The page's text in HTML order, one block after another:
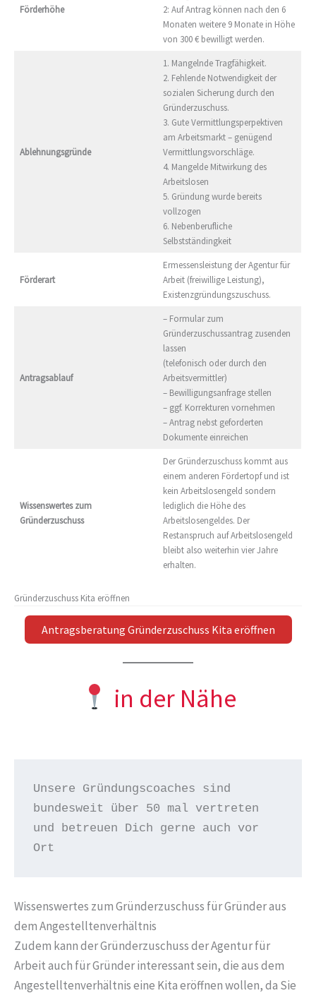
Förderhöhe
2: Auf Antrag können nach den 6
Monaten weitere 9 Monate in Höhe
von 300 € bewilligt werden.
Ablehnungsgründe
1. Mangelnde Tragfähigkeit.
2. Fehlende Notwendigkeit der
sozialen Sicherung durch den
Gründerzuschuss.
3. Gute Vermittlungsperpektiven
am Arbeitsmarkt – genügend
Vermittlungsvorschläge.
4. Mangelde Mitwirkung des
Arbeitslosen
5. Gründung wurde bereits
vollzogen
6. Nebenberufliche
Selbstständingkeit
Förderart
Ermessensleistung der Agentur für
Arbeit (freiwillige Leistung),
Existenzgründungszuschuss.
Antragsablauf
– Formular zum
Gründerzuschussantrag zusenden
lassen
(telefonisch oder durch den
Arbeitsvermittler)
– Bewilligungsanfrage stellen
– ggf. Korrekturen vornehmen
– Antrag nebst geforderten
Dokumente einreichen
Wissenswertes zum
Gründerzuschuss
Der Gründerzuschuss kommt aus
einem anderen Fördertopf und ist
kein Arbeitslosengeld sondern
lediglich die Höhe des
Arbeitslosengeldes. Der
Restanspruch auf Arbeitslosengeld
bleibt also weiterhin vier Jahre
erhalten.
Gründerzuschuss Kita eröffnen
Antragsberatung Gründerzuschuss Kita eröffnen
in der Nähe
Unsere Gründungscoaches sind
bundesweit über 50 mal vertreten
und betreuen Dich gerne auch vor
Ort
Wissenswertes zum Gründerzuschuss für Gründer aus
dem Angestelltenverhältnis
Zudem kann der Gründerzuschuss der Agentur für
Arbeit auch für Gründer interessant sein, die aus dem
Angestelltenverhältnis eine Kita eröffnen wollen, da Sie